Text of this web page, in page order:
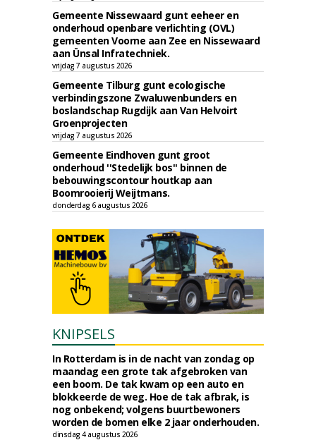
Gemeente Nissewaard gunt eeheer en
onderhoud openbare verlichting (OVL)
gemeenten Voorne aan Zee en Nissewaard
aan Ünsal Infratechniek.
vrijdag 7 augustus 2026
Gemeente Tilburg gunt ecologische
verbindingszone Zwaluwenbunders en
boslandschap Rugdijk aan Van Helvoirt
Groenprojecten
vrijdag 7 augustus 2026
Gemeente Eindhoven gunt groot
onderhoud ''Stedelijk bos'' binnen de
bebouwingscontour houtkap aan
Boomrooierij Weijtmans.
donderdag 6 augustus 2026
KNIPSELS
In Rotterdam is in de nacht van zondag op
maandag een grote tak afgebroken van
een boom. De tak kwam op een auto en
blokkeerde de weg. Hoe de tak afbrak, is
nog onbekend; volgens buurtbewoners
worden de bomen elke 2 jaar onderhouden.
dinsdag 4 augustus 2026